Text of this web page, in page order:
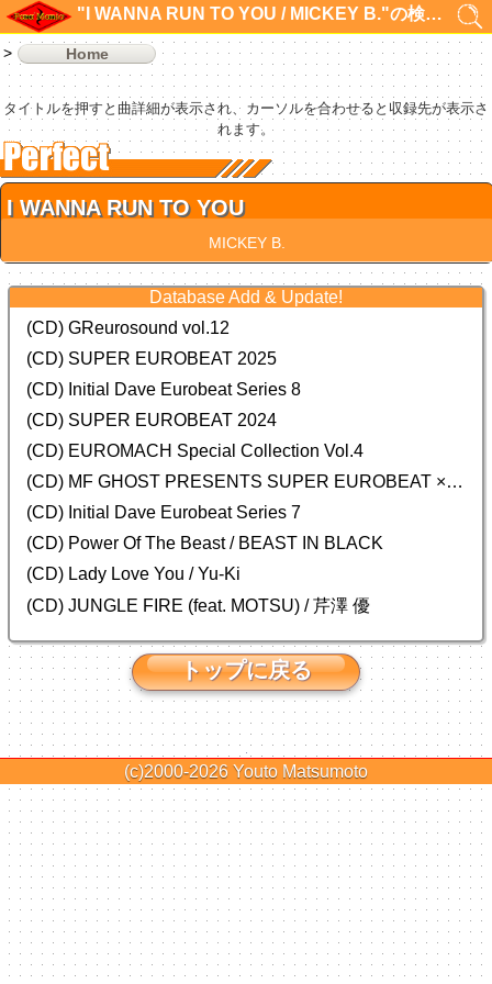
"I WANNA RUN TO YOU / MICKEY B."の検索結果 1件
Home
タイトルを押すと曲詳細が表示され、カーソルを合わせると収録先が表示さ
れます。
I WANNA RUN TO YOU
MICKEY B.
Database Add & Update!
(CD) GReurosound vol.12
(CD) SUPER EUROBEAT 2025
(CD) Initial Dave Eurobeat Series 8
(CD) SUPER EUROBEAT 2024
(CD) EUROMACH Special Collection Vol.4
(CD) MF GHOST PRESENTS SUPER EUROBEAT × ORIGINAL SOUNDTRACK NEW COLLECTION
(CD) Initial Dave Eurobeat Series 7
(CD) Power Of The Beast / BEAST IN BLACK
(CD) Lady Love You / Yu-Ki
(CD) JUNGLE FIRE (feat. MOTSU) / 芹澤 優
トップに戻る
(c)2000-2026 Youto Matsumoto